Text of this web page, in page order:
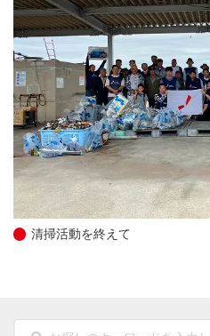
清掃活動を終えて